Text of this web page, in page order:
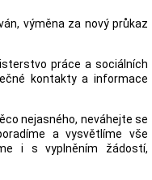
výměna za nový průkaz
práce a sociálních
kontakty a informace
nejasného, neváhejte se
a vysvětlíme vše
i s vyplněním žádostí,